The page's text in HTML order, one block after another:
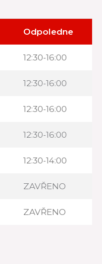
Odpoledne
12:30-16:00
12:30-16:00
12:30-16:00
12:30-16:00
12:30-14:00
ZAVŘENO
ZAVŘENO